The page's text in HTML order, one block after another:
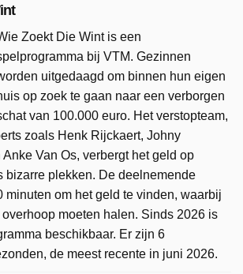
Zoekt Die Wint is een
bij VTM. Gezinnen
uitgedaagd om binnen hun eigen
op zoek te gaan naar een verborgen
van 100.000 euro. Het verstopteam,
zoals Henk Rijckaert, Johny
Van Os, verbergt het geld op
bizarre plekken. De deelnemende
minuten om het geld te vinden, waarbij
moeten halen. Sinds 2026 is
beschikbaar. Er zijn 6
de meest recente in juni 2026.